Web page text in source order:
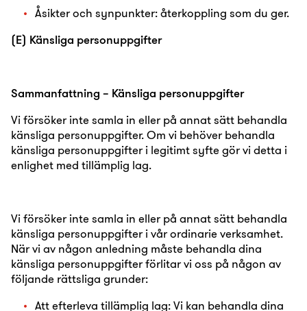
Åsikter och synpunkter: återkoppling som du ger.
(E) Känsliga personuppgifter
Sammanfattning – Känsliga personuppgifter
Vi försöker inte samla in eller på annat sätt behandla
känsliga personuppgifter. Om vi behöver behandla
känsliga personuppgifter i legitimt syfte gör vi detta i
enlighet med tillämplig lag.
Vi försöker inte samla in eller på annat sätt behandla
känsliga personuppgifter i vår ordinarie verksamhet.
När vi av någon anledning måste behandla dina
känsliga personuppgifter förlitar vi oss på någon av
följande rättsliga grunder:
Att efterleva tillämplig lag: Vi kan behandla dina